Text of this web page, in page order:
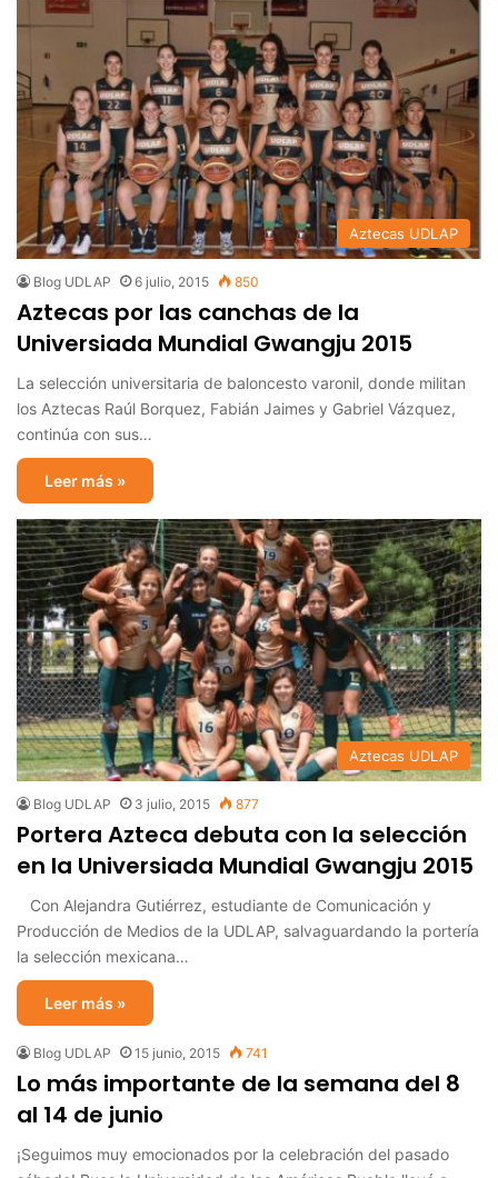
Aztecas UDLAP
Blog UDLAP 6 julio, 2015 850
Aztecas por las canchas de la
Universiada Mundial Gwangju 2015
La selección universitaria de baloncesto varonil, donde militan
los Aztecas Raúl Borquez, Fabián Jaimes y Gabriel Vázquez,
continúa con sus…
Leer más »
Aztecas UDLAP
Blog UDLAP 3 julio, 2015 877
Portera Azteca debuta con la selección
en la Universiada Mundial Gwangju 2015
Con Alejandra Gutiérrez, estudiante de Comunicación y
Producción de Medios de la UDLAP, salvaguardando la portería
la selección mexicana…
Leer más »
Blog UDLAP 15 junio, 2015 741
Lo más importante de la semana del 8
al 14 de junio
¡Seguimos muy emocionados por la celebración del pasado